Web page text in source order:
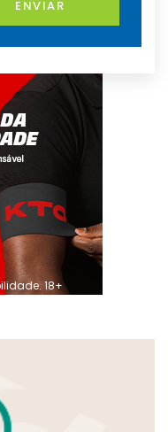
ENVIAR
18+